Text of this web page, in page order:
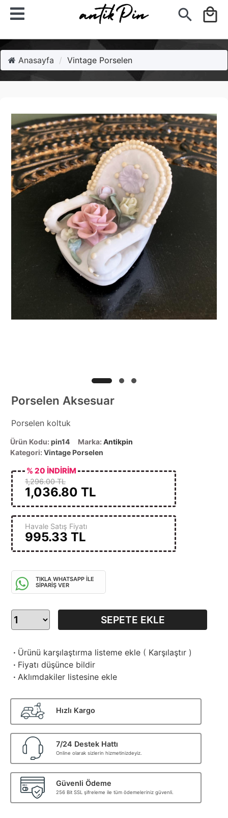
search local_mall
Anasayfa Vintage Porselen
Porselen Aksesuar
Porselen koltuk
Ürün Kodu: pin14 Marka: Antikpin
Kategori: Vintage Porselen
1,296.00 TL
1,036.80 TL
% 20 İNDİRİM
Havale Satış Fiyatı
995.33 TL
TIKLA WHATSAPP İLE
SİPARİŞ VER
SEPETE EKLE
· Ürünü karşılaştırma listeme ekle ( Karşılaştır )
· Fiyatı düşünce bildir
· Aklımdakiler listesine ekle
Hızlı Kargo
7/24 Destek Hattı
Online olarak sizlerin hizmetinizdeyiz.
Güvenli Ödeme
256 Bit SSL şifreleme ile tüm ödemeleriniz güvenli.